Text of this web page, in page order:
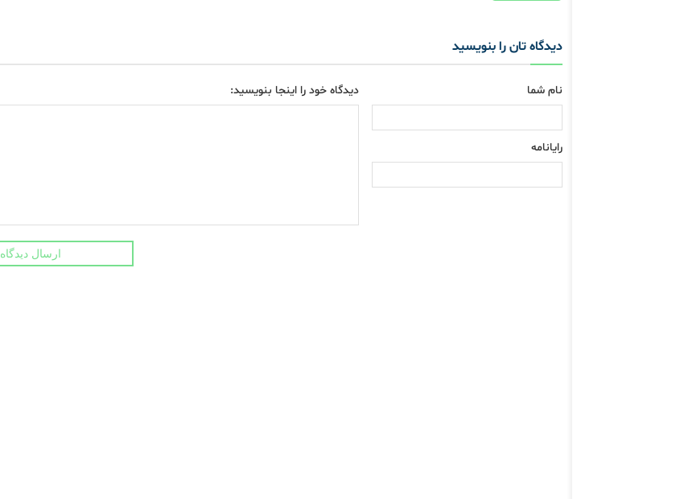
دیدگاه تان را بنویسید
نام شما
رایانامه
دیدگاه خود را اینجا بنویسید:
ارسال دیدگاه